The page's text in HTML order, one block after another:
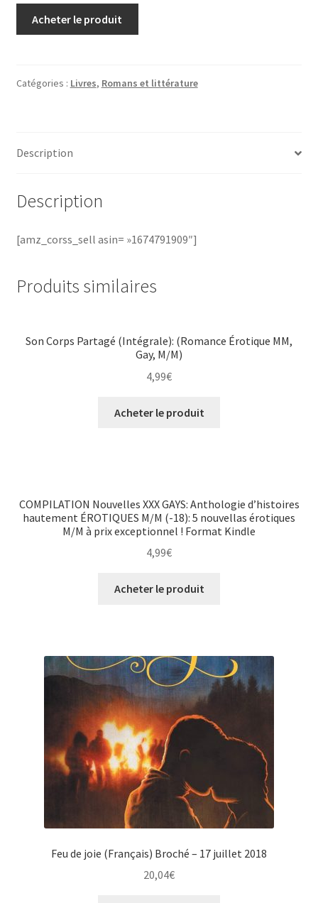
Acheter le produit
Catégories : Livres, Romans et littérature
Description
Description
[amz_corss_sell asin= »1674791909″]
Produits similaires
Son Corps Partagé (Intégrale): (Romance Érotique MM,
Gay, M/M)
4,99€
Acheter le produit
COMPILATION Nouvelles XXX GAYS: Anthologie d’histoires
hautement ÉROTIQUES M/M (-18): 5 nouvellas érotiques
M/M à prix exceptionnel ! Format Kindle
4,99€
Acheter le produit
Feu de joie (Français) Broché – 17 juillet 2018
20,04€